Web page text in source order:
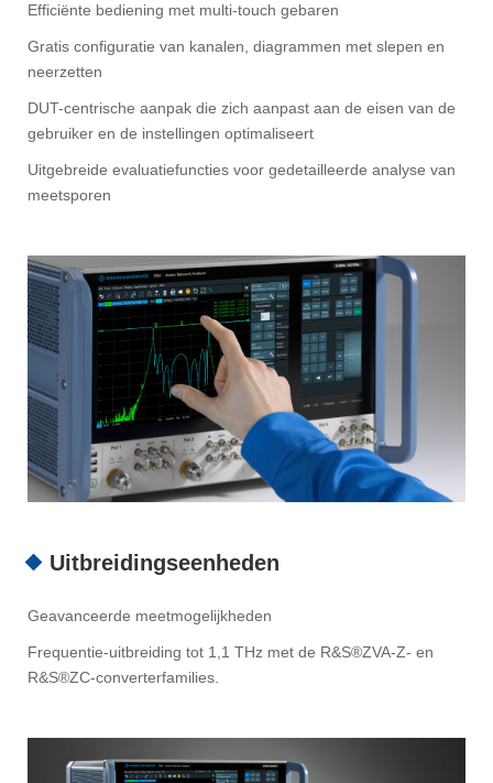
Efficiënte bediening met multi-touch gebaren
Gratis configuratie van kanalen, diagrammen met slepen en
neerzetten
DUT-centrische aanpak die zich aanpast aan de eisen van de
gebruiker en de instellingen optimaliseert
Uitgebreide evaluatiefuncties voor gedetailleerde analyse van
meetsporen
Uitbreidingseenheden
Geavanceerde meetmogelijkheden
Frequentie-uitbreiding tot 1,1 THz met de R&S®ZVA-Z- en
R&S®ZC-converterfamilies.